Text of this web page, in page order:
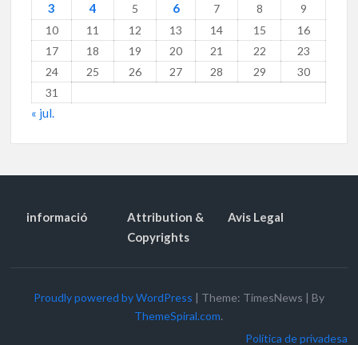
3
4 5 6 7 8
9
10
11 12 13 14 15
16
17
18 19 20 21 22
23
24
25 26 27 28 29
30
31
« jul.
informació
Attribution &
Copyrights
Avis Legal
Proudly powered by WordPress | Theme: TimesNews | By
ThemeSpiral.com.
Política de privadesa